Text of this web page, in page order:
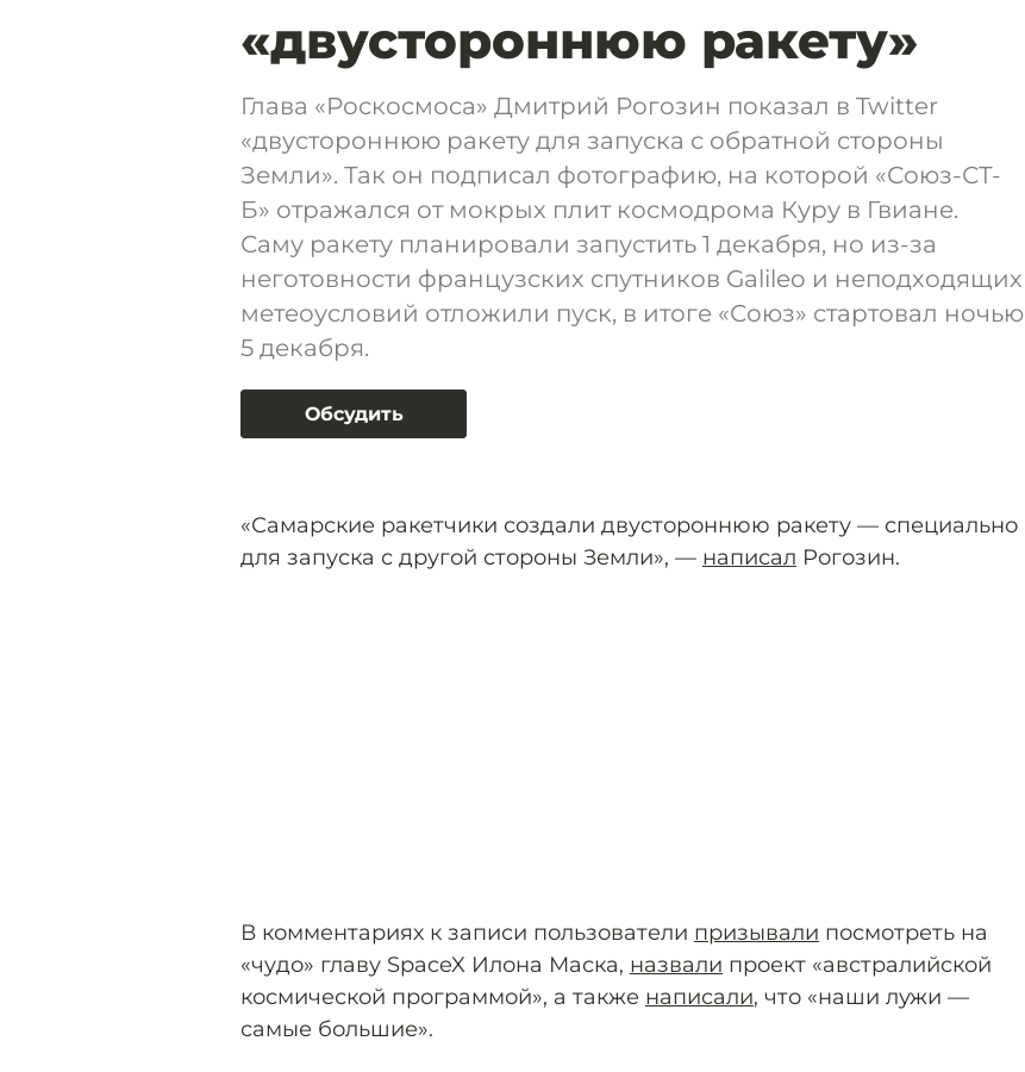
«двустороннюю ракету»
Глава «Роскосмоса» Дмитрий Рогозин показал в Twitter
«двустороннюю ракету для запуска с обратной стороны
Земли». Так он подписал фотографию, на которой «Союз-СТ-
Б» отражался от мокрых плит космодрома Куру в Гвиане.
Саму ракету планировали запустить 1 декабря, но из-за
неготовности французских спутников Galileo и неподходящих
метеоусловий отложили пуск, в итоге «Союз» стартовал ночью
5 декабря.
Обсудить
«Самарские ракетчики создали двустороннюю ракету — специально
для запуска с другой стороны Земли», — написал Рогозин.
В комментариях к записи пользователи призывали посмотреть на
«чудо» главу SpaceX Илона Маска, назвали проект «австралийской
космической программой», а также написали, что «наши лужи —
самые большие».